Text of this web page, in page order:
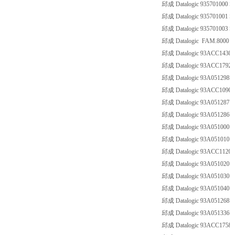
邱成 Datalogic
邱成 Datalogic
邱成 Datalogic
邱成 Datalogic FAM.8000
邱成 Datalogic
邱成 Datalogic
邱成 Datalogic
邱成 Datalogic
邱成 Datalogic
邱成 Datalogic
邱成 Datalogic
邱成 Datalogic
邱成 Datalogic
邱成 Datalogic
邱成 Datalogic
邱成 Datalogic
邱成 Datalogic
邱成 Datalogic
邱成 Datalogic